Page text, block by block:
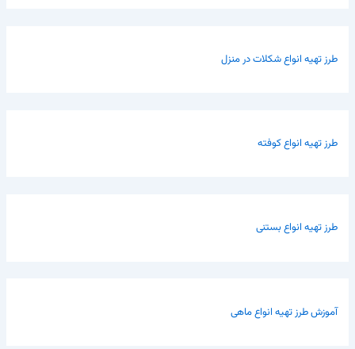
طرز تهیه انواع شکلات در منزل
طرز تهیه انواع کوفته
طرز تهیه انواع بستنی
آموزش طرز تهیه انواع ماهی